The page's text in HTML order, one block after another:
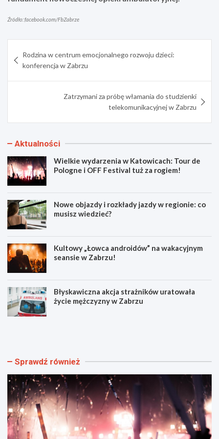
Źródło: facebook.com/FbZabrze
wpisu
Rodzina w centrum emocjonalnego rozwoju dzieci:
konferencja w Zabrzu
Zatrzymani za próbę włamania do studzienki
telekomunikacyjnej w Zabrzu
Aktualności
Wielkie wydarzenia w Katowicach: Tour de
Pologne i OFF Festival tuż za rogiem!
Nowe objazdy i rozkłady jazdy w regionie: co
musisz wiedzieć?
Kultowy „Łowca androidów” na wakacyjnym
seansie w Zabrzu!
Błyskawiczna akcja strażników uratowała
życie mężczyzny w Zabrzu
W
i
w
y
d
a
r
z
e
N
b
a
z
d
y
i
r
o
Sprawdź również